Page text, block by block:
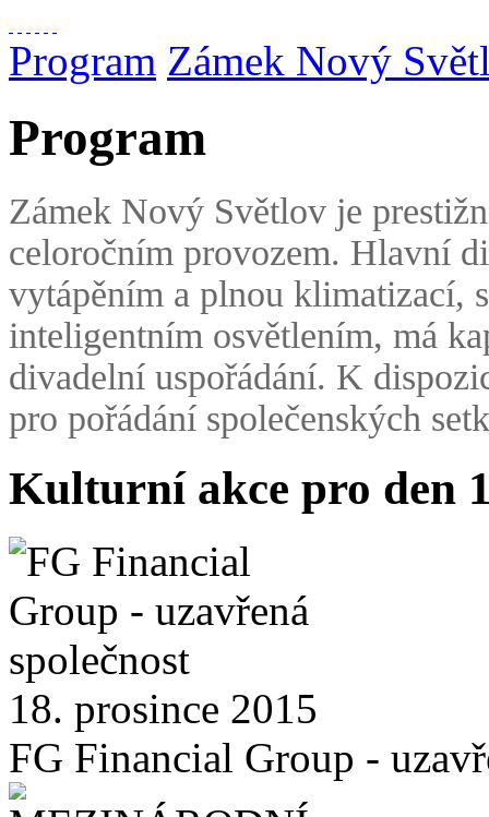
Program Zámek Nový
Program
Zámek Nový Světlov je
celoročním provozem. Hlavní
vytápěním a plnou klimatizací,
inteligentním osvětlením, má
divadelní uspořádání. K
pro pořádání společenských
Kulturní akce pro den
18. prosince 2015
FG Financial Group -